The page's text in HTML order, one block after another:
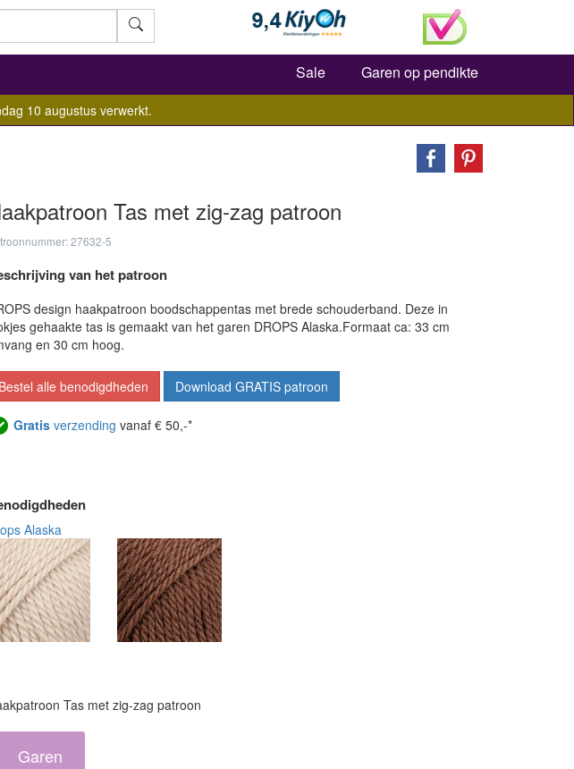
Zoeken
Sale Garen op pendikte
10 augustus verwerkt.
Tas met zig-zag patroon
27632-5
van het patroon
design haakpatroon boodschappentas met brede schouderband. Deze in
gehaakte tas is gemaakt van het garen DROPS Alaska.Formaat ca: 33 cm
en 30 cm hoog.
Bestel alle benodigdheden Download GRATIS patroon
Gratis verzending vanaf € 50,-*
Alaska
Tas met zig-zag patroon
Garen